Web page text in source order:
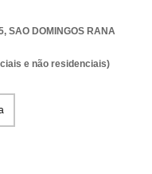
, SAO DOMINGOS RANA
e não residenciais)